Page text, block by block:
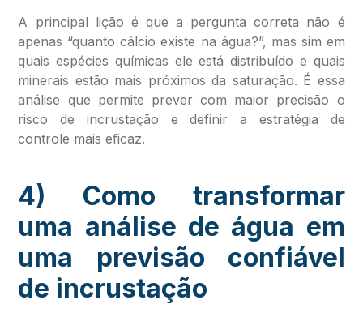
A principal lição é que a pergunta correta não é
apenas “quanto cálcio existe na água?”, mas sim em
quais espécies químicas ele está distribuído e quais
minerais estão mais próximos da saturação. É essa
análise que permite prever com maior precisão o
risco de incrustação e definir a estratégia de
controle mais eficaz.
4) Como transformar
uma análise de água em
uma previsão confiável
de incrustação